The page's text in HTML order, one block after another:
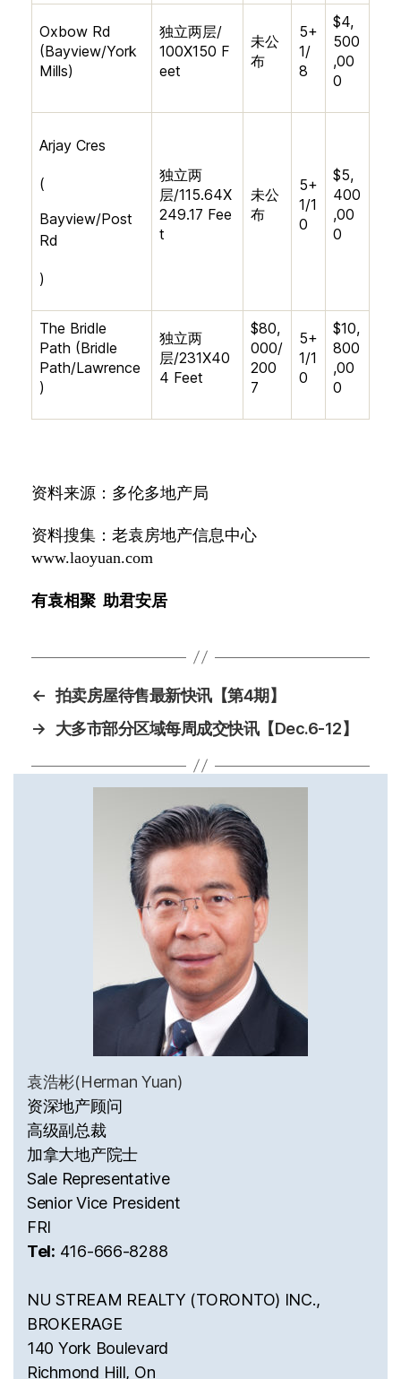
Oxbow Rd
(Bayview/York
Mills)
独立两层/
100X150 F
eet
未公
布
5+
1/
8
$4,
500
,00
0
Arjay Cres
(
Bayview/Post
Rd
)
独立两
层/115.64X
249.17 Fee
t
未公
布
5+
1/1
0
$5,
400
,00
0
The Bridle
Path (Bridle
Path/Lawrence
)
独立两
层/231X40
4 Feet
$80,
000/
200
7
5+
1/1
0
$10,
800
,00
0
资料来源：多伦多地产局
资料搜集：老袁房地产信息中心
www.laoyuan.com
有袁相聚 助君安居
← 拍卖房屋待售最新快讯【第4期】
→
大多市部分区域每周成交快讯【Dec.6-12】
袁浩彬(Herman Yuan)
资深地产顾问
高级副总裁
加拿大地产院士
Sale Representative
Senior Vice President
FRI
Tel: 416-666-8288
NU STREAM REALTY (TORONTO) INC.,
BROKERAGE
140 York Boulevard
Richmond Hill, On